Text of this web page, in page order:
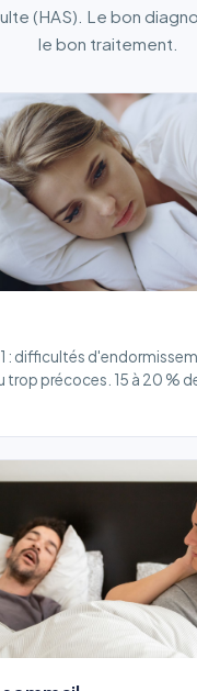
(HAS). Le bon
le bon traitement.
: difficultés
trop précoces. 15 à 20 %